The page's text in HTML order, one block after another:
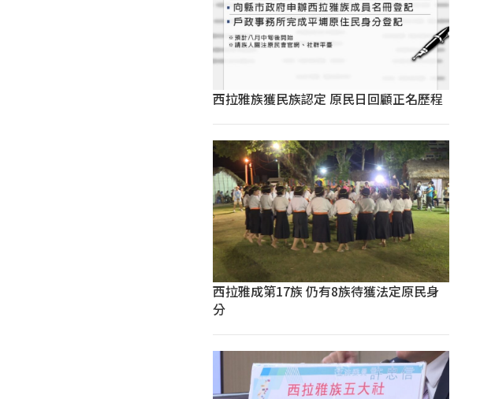
西拉雅族獲民族認定 原民日回顧正名歷程
西拉雅成第17族 仍有8族待獲法定原民身
分